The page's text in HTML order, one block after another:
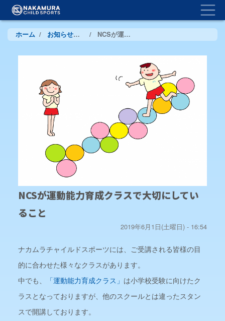
コ パホーム お知らせ（NCS） NCSが運動能力育成クラスで大切にしていること
NCSが運動能力育成クラスで大切にしてい
ること
2019年6月1日(土曜日) - 16:54
ナカムラチャイルドスポーツには、ご受講される皆様の目
的に合わせた様々なクラスがあります。
中でも、
「運動能力育成クラス」 は小学校受験に向けたク
ラスとなっておりますが、他のスクールとは違ったスタン
スで開講しております。